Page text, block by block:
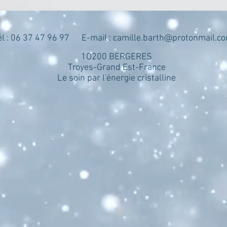
: 06 37 47 96 97 E-mail :
1O200 BERGERES
Troyes-Grand Est-France
Le soin par l'énergie cristalline